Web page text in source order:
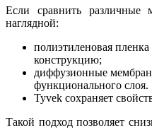
Если сравнить различные
наглядной:
полиэтиленовая
конструкцию;
диффузионные
функционального слоя.
Tyvek сохраняет
Такой подход позволяет